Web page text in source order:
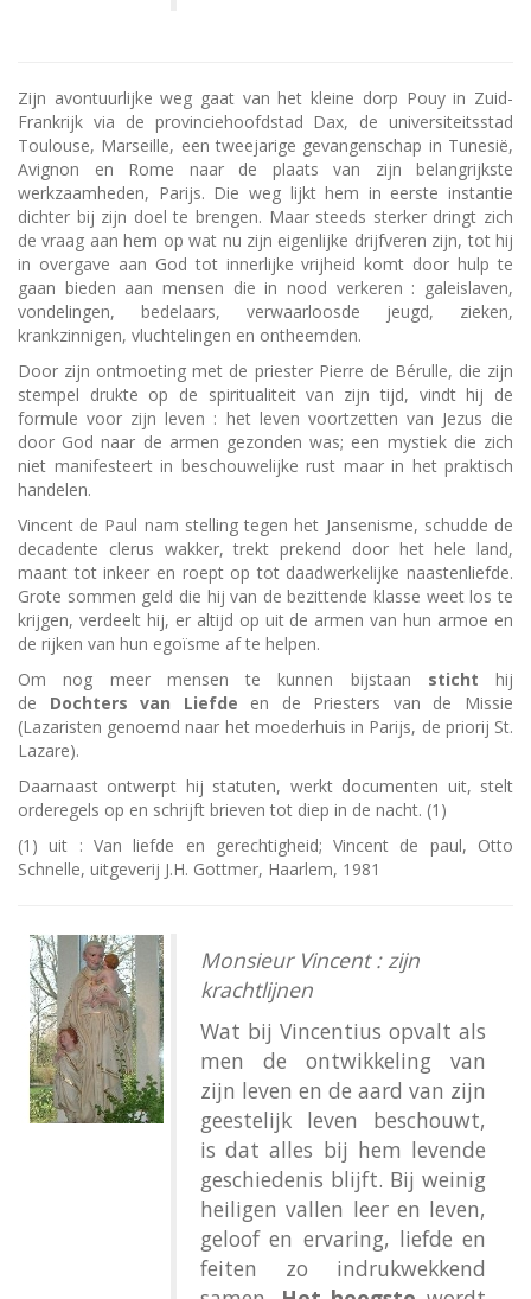
Zijn avontuurlijke weg gaat van het kleine dorp Pouy in Zuid-
Frankrijk via de provinciehoofdstad Dax, de universiteitsstad
Toulouse, Marseille, een tweejarige gevangenschap in Tunesië,
Avignon en Rome naar de plaats van zijn belangrijkste
werkzaamheden, Parijs. Die weg lijkt hem in eerste instantie
dichter bij zijn doel te brengen. Maar steeds sterker dringt zich
de vraag aan hem op wat nu zijn eigenlijke drijfveren zijn, tot hij
in overgave aan God tot innerlijke vrijheid komt door hulp te
gaan bieden aan mensen die in nood verkeren : galeislaven,
vondelingen, bedelaars, verwaarloosde jeugd, zieken,
krankzinnigen, vluchtelingen en ontheemden.
Door zijn ontmoeting met de priester Pierre de Bérulle, die zijn
stempel drukte op de spiritualiteit van zijn tijd, vindt hij de
formule voor zijn leven : het leven voortzetten van Jezus die
door God naar de armen gezonden was; een mystiek die zich
niet manifesteert in beschouwelijke rust maar in het praktisch
handelen.
Vincent de Paul nam stelling tegen het Jansenisme, schudde de
decadente clerus wakker, trekt prekend door het hele land,
maant tot inkeer en roept op tot daadwerkelijke naastenliefde.
Grote sommen geld die hij van de bezittende klasse weet los te
krijgen, verdeelt hij, er altijd op uit de armen van hun armoe en
de rijken van hun egoïsme af te helpen.
Om nog meer mensen te kunnen bijstaan sticht hij
de Dochters van Liefde en de Priesters van de Missie
(Lazaristen genoemd naar het moederhuis in Parijs, de priorij St.
Lazare).
Daarnaast ontwerpt hij statuten, werkt documenten uit, stelt
orderegels op en schrijft brieven tot diep in de nacht. (1)
(1) uit : Van liefde en gerechtigheid; Vincent de paul, Otto
Schnelle, uitgeverij J.H. Gottmer, Haarlem, 1981
Monsieur Vincent : zijn
krachtlijnen
Wat bij Vincentius opvalt als
men de ontwikkeling van
zijn leven en de aard van zijn
geestelijk leven beschouwt,
is dat alles bij hem levende
geschiedenis blijft. Bij weinig
heiligen vallen leer en leven,
geloof en ervaring, liefde en
feiten zo indrukwekkend